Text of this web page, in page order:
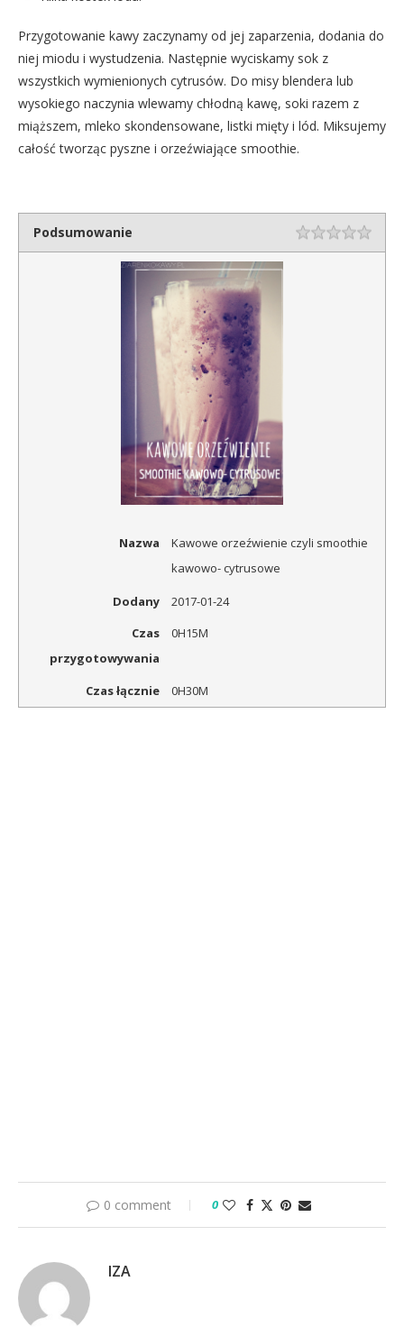
Przygotowanie kawy zaczynamy od jej zaparzenia, dodania do
niej miodu i wystudzenia. Następnie wyciskamy sok z
wszystkich wymienionych cytrusów. Do misy blendera lub
wysokiego naczynia wlewamy chłodną kawę, soki razem z
miąższem, mleko skondensowane, listki mięty i lód. Miksujemy
całość tworząc pyszne i orzeźwiające smoothie.
Podsumowanie Rating
Nazwa
Kawowe orzeźwienie czyli smoothie
kawowo- cytrusowe
Dodany
2017-01-24
Czas
przygotowywania
0H15M
Czas łącznie 0H30M
0 comment 0
IZA